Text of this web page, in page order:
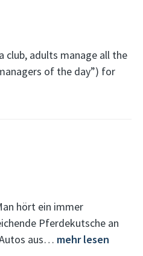
club, adults manage all the
of the day”) for
hört ein immer
Pferdekutsche an
aus… mehr lesen